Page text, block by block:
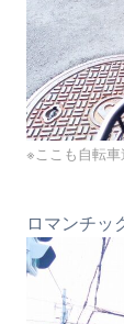
※ここも自転車
ロマンチッ